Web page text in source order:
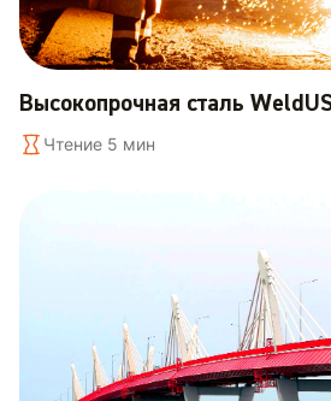
Высокопрочная сталь
Чтение 5 мин